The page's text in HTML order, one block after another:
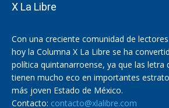
X La Libre
Con una creciente comunidad de
hoy la Columna X La Libre se ha
política quintanarroense, ya que las letra
tienen mucho eco en importantes
más joven Estado de México.
Contacto: contacto@xlalibre.com